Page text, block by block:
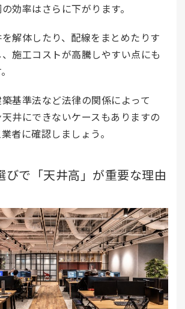
効率はさらに下がります。
解体したり、配線をまとめたりす
施工コストが高騰しやすい点にも
基準法など法律の関係によって
井にできないケースもありますの
者に確認しましょう。
びで「天井高」が重要な理由